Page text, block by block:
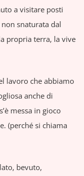
a visitare posti
snaturata dal
propria terra, la vive
lavoro che abbiamo
anche di
messa in gioco
(perché si chiama
bevuto,